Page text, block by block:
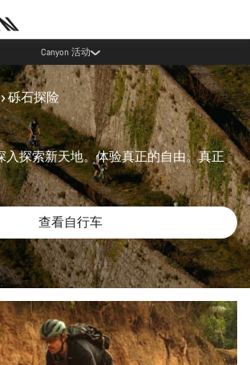
通过 Canyon 新闻通讯享受优惠
砾石探险
入探索新天地。体验真正的自由。真正
查看自行车